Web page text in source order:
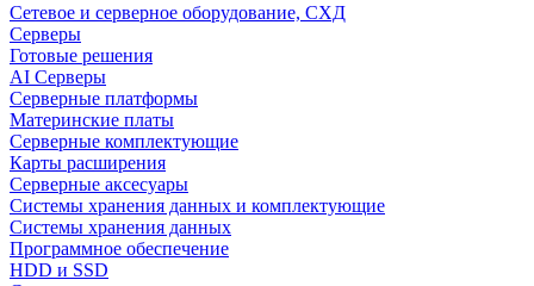
Сетевое и серверное оборудование, СХД
Cерверы
Готовые решения
AI Серверы
Серверные платформы
Материнские платы
Серверные комплектующие
Карты расширения
Серверные аксесуары
Системы хранения данных и комплектующие
Системы хранения данных
Программное обеспечение
HDD и SSD